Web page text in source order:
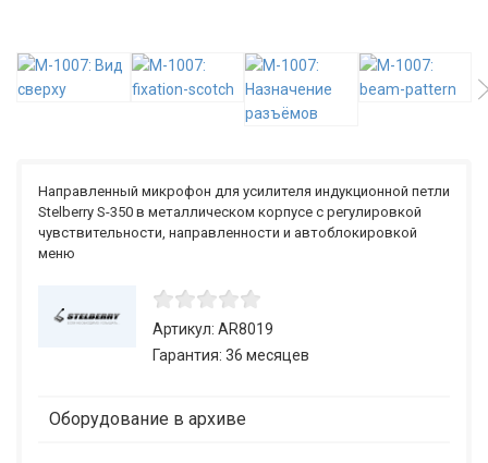
Направленный микрофон для усилителя индукционной петли
Stelberry S-350 в металлическом корпусе с регулировкой
чувствительности, направленности и автоблокировкой
меню
Артикул: AR8019
Гарантия: 36 месяцев
Оборудование в архиве